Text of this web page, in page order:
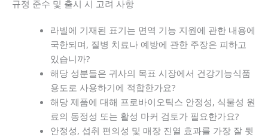
규정 준수 및 출시 시 고려 사항
라벨에 기재된 표기는 면역 기능 지원에 관한 내용에
국한되며, 질병 치료나 예방에 관한 주장은 피하고
있습니까?
해당 성분들은 귀사의 목표 시장에서 건강기능식품
용도로 사용하기에 적합한가요?
해당 제품에 대해 프로바이오틱스 안정성, 식물성 원
료의 동정성 또는 활성 마커 검토가 필요한가요?
안정성, 섭취 편의성 및 매장 진열 효과를 가장 잘 뒷